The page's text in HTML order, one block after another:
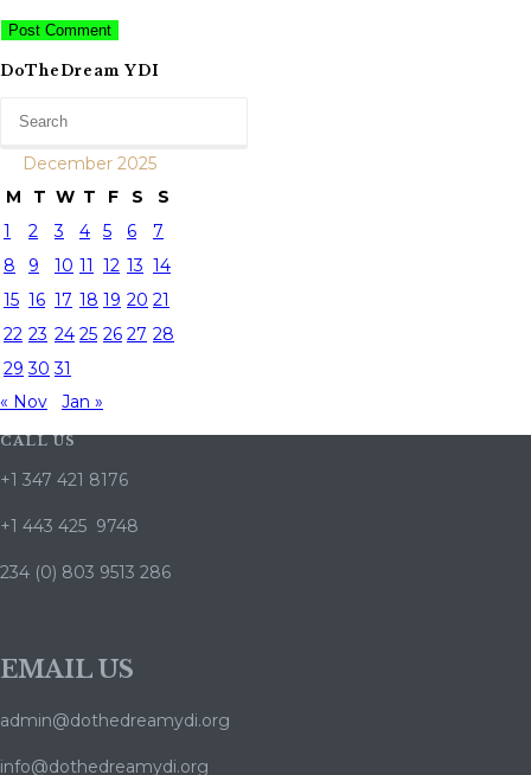
(optional)
DoTheDream YDI
December 2025
M
T W T F S
S
1
2 3 4 5 6
7
8
9 10 11 12 13 14
15 16 17 18 19 20 21
22 23 24 25 26 27 28
29 30 31
« Nov
Jan »
CALL US
+1 347 421 8176
+1 443 425 9748
234 (0) 803 9513 286
EMAIL US
admin@dothedreamydi.org
info@dothedreamydi.org